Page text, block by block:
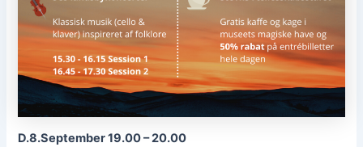
D.8.September 19.00 – 20.00